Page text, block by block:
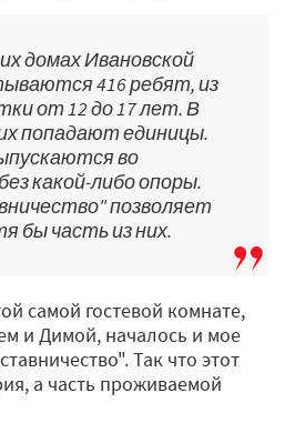
домах Ивановской
416 ребят, из
от 12 до 17 лет. В
попадают единицы.
во
какой-либо опоры.
позволяет
бы часть из них.
самой гостевой комнате,
и Димой, началось и мое
Так что этот
а часть проживаемой